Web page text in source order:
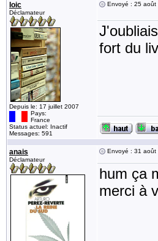
loic
Déclamateur
Depuis le: 17 juillet 2007
Pays:
France
Status actuel: Inactif
Messages: 591
Envoyé : 25 août
fort du
anais
Déclamateur
Envoyé : 31
hum ça
merci à